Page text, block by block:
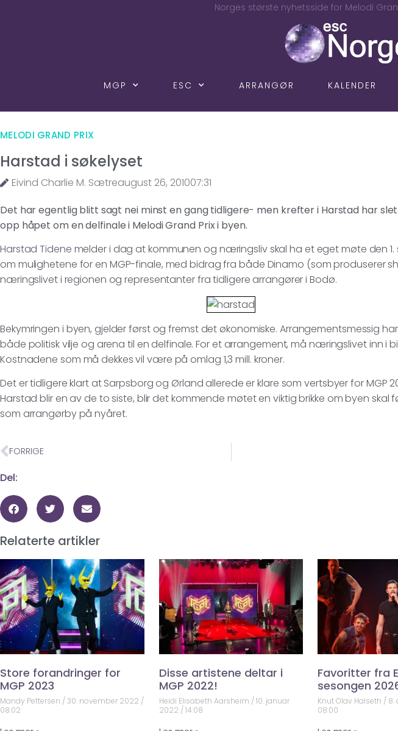
Norges største nyhetsside for Melodi
MGP ESC ARRANGØR KALENDER
MELODI GRAND PRIX
Harstad i søkelyset
Eivind Charlie M. Sætreaugust 26, 201007:31
Det har egentlig blitt sagt nei minst en gang tidligere- men krefter i Harstad har
opp håpet om en delfinale i Melodi Grand Prix i byen.
Harstad Tidene melder i dag at kommunen og næringsliv skal ha et eget møte den
om mulighetene for en MGP-finale, med bidrag fra både Dinamo (som produserer
næringslivet i regionen og representanter fra tidligere arrangører i Bodø.
Bekymringen i byen, gjelder først og fremst det økonomiske. Arrangementsmessig
både politisk vilje og arena til en delfinale. For et arrangement, må næringslivet inn i
Kostnadene som må dekkes vil være på omlag 1,3 mill. kroner.
Det er tidligere klart at Sarpsborg og Ørland allerede er klare som vertsbyer for MGP
Harstad blir en av de to siste, blir det kommende møtet en viktig brikke om byen skal
som arrangørby på nyåret.
FORRIGE
Del:
Relaterte artikler
Store forandringer for
MGP 2023
Mandy Pettersen
30. november 2022
08:02
Disse artistene deltar i
MGP 2022!
Heidi Elisabeth Aarsheim 10. januar
2022 14:08
Favoritter fra
sesongen
Knut Olav Halseth
8.
08:00